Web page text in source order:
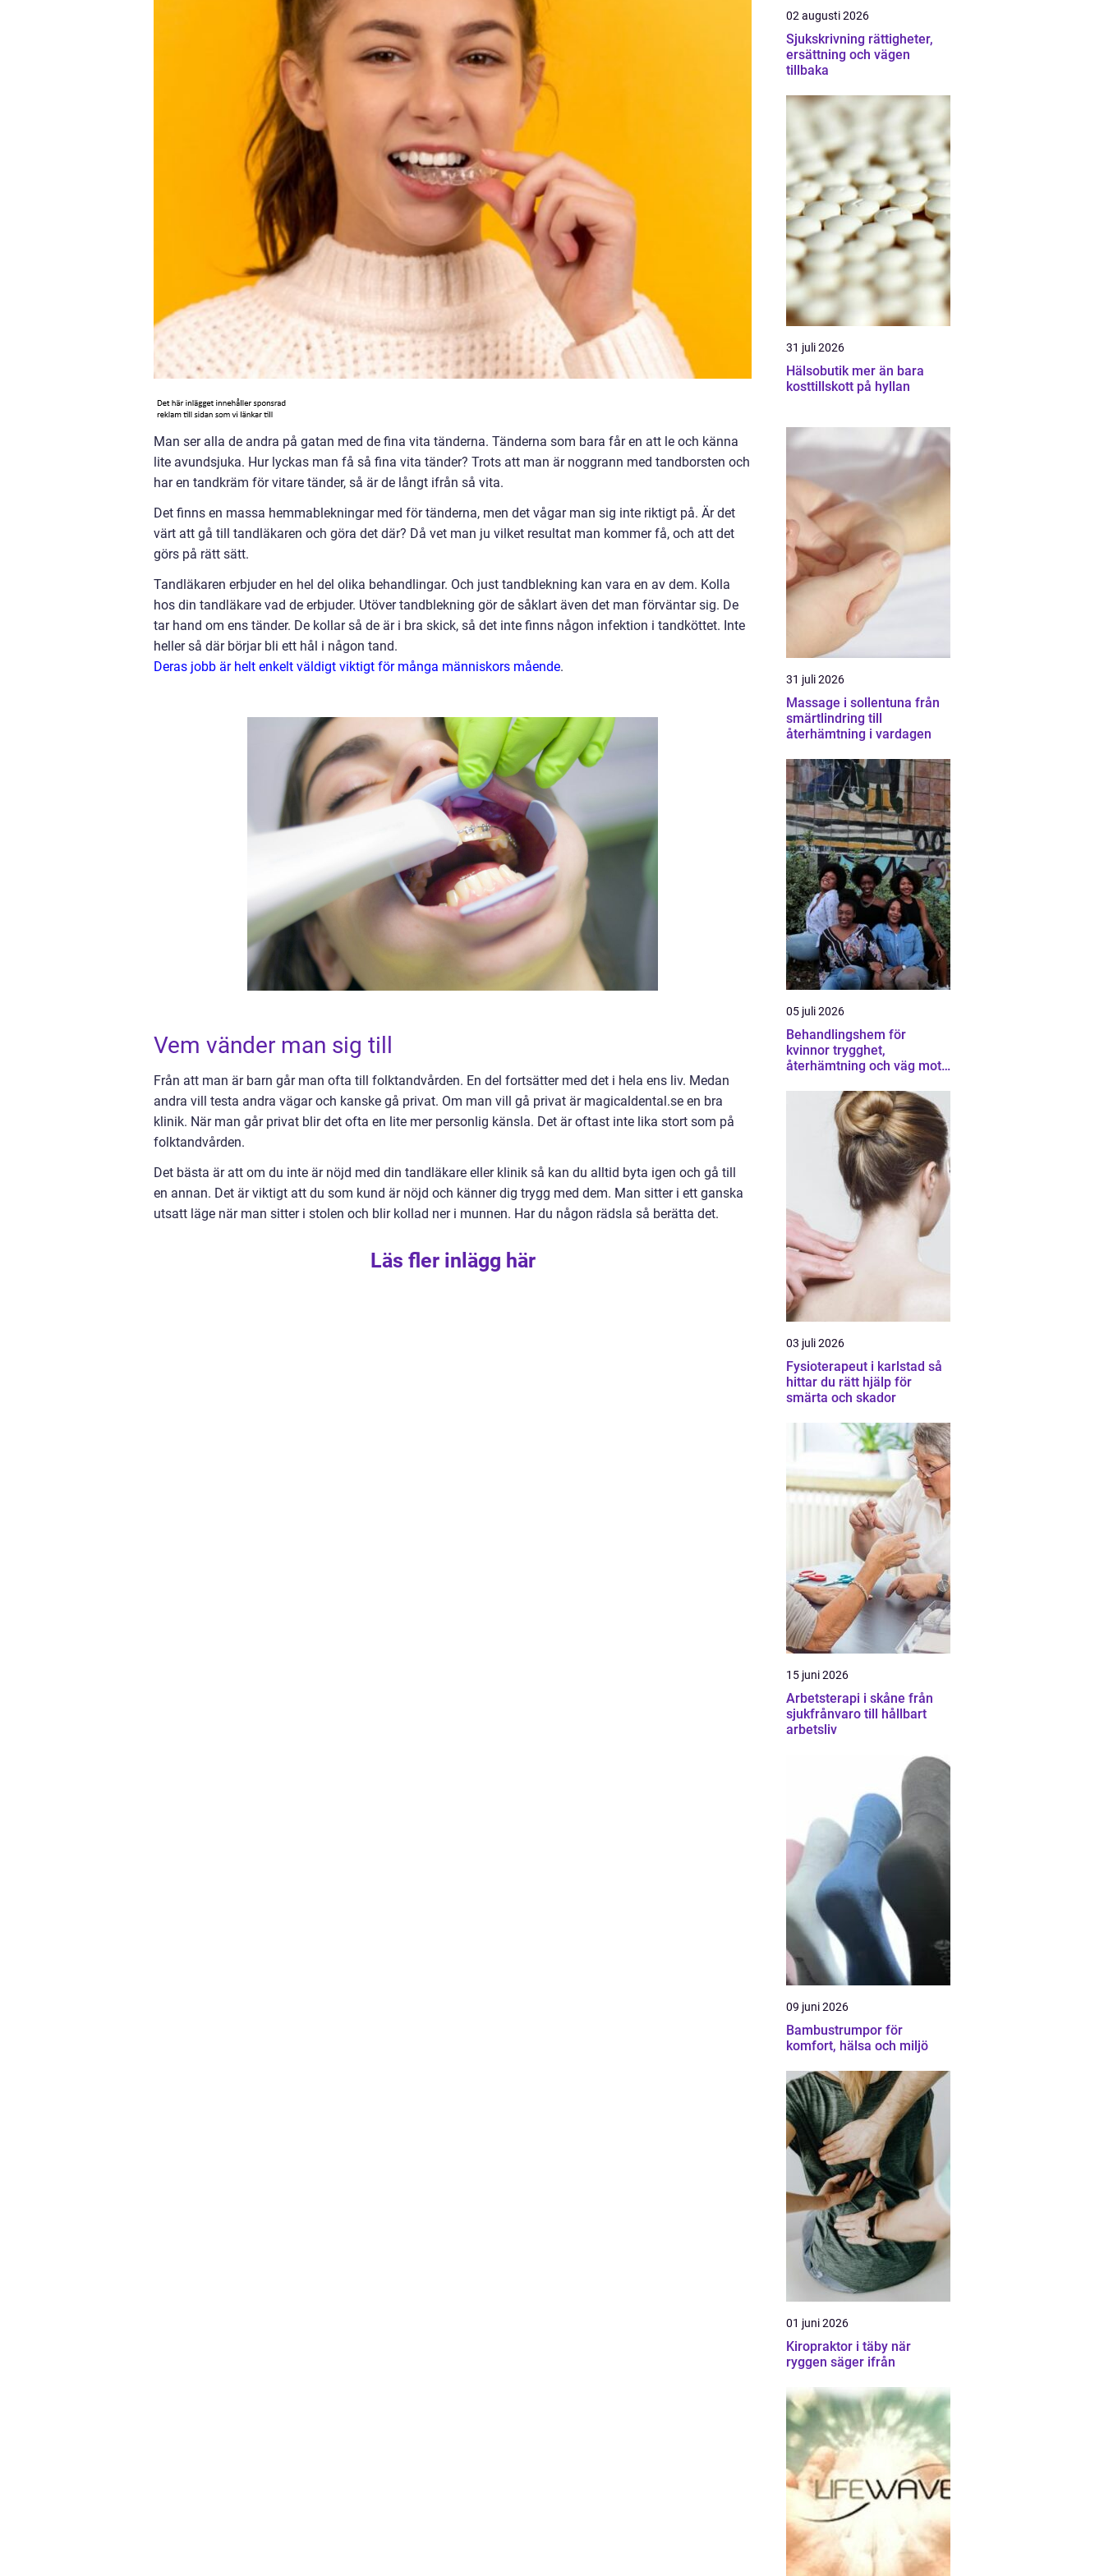
Man ser alla de andra på gatan med de fina vita tänderna. Tänderna som bara får en att le och känna
lite avundsjuka. Hur lyckas man få så fina vita tänder? Trots att man är noggrann med tandborsten och
har en tandkräm för vitare tänder, så är de långt ifrån så vita.
Det finns en massa hemmablekningar med för tänderna, men det vågar man sig inte riktigt på. Är det
värt att gå till tandläkaren och göra det där? Då vet man ju vilket resultat man kommer få, och att det
görs på rätt sätt.
Tandläkaren erbjuder en hel del olika behandlingar. Och just tandblekning kan vara en av dem. Kolla
hos din tandläkare vad de erbjuder. Utöver tandblekning gör de såklart även det man förväntar sig. De
tar hand om ens tänder. De kollar så de är i bra skick, så det inte finns någon infektion i tandköttet. Inte
heller så där börjar bli ett hål i någon tand.
Deras jobb är helt enkelt väldigt viktigt för många människors mående.
Vem vänder man sig till
Från att man är barn går man ofta till folktandvården. En del fortsätter med det i hela ens liv. Medan
andra vill testa andra vägar och kanske gå privat. Om man vill gå privat är magicaldental.se en bra
klinik. När man går privat blir det ofta en lite mer personlig känsla. Det är oftast inte lika stort som på
folktandvården.
Det bästa är att om du inte är nöjd med din tandläkare eller klinik så kan du alltid byta igen och gå till
en annan. Det är viktigt att du som kund är nöjd och känner dig trygg med dem. Man sitter i ett ganska
utsatt läge när man sitter i stolen och blir kollad ner i munnen. Har du någon rädsla så berätta det.
Läs fler inlägg här
02 augusti 2026
Sjukskrivning rättigheter,
ersättning och vägen
tillbaka
31 juli 2026
Hälsobutik mer än bara
kosttillskott på hyllan
31 juli 2026
Massage i sollentuna från
smärtlindring till
återhämtning i vardagen
05 juli 2026
Behandlingshem för
kvinnor trygghet,
återhämtning och väg mot
03 juli 2026
Fysioterapeut i karlstad så
hittar du rätt hjälp för
smärta och skador
15 juni 2026
Arbetsterapi i skåne från
sjukfrånvaro till hållbart
arbetsliv
09 juni 2026
Bambustrumpor för
komfort, hälsa och miljö
01 juni 2026
Kiropraktor i täby när
ryggen säger ifrån